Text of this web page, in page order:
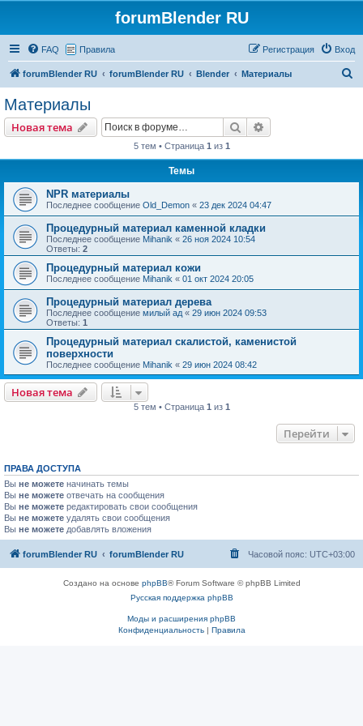
forumBlender RU
FAQ Правила Вход
Регистрация
forumBlender RU forumBlender RU Blender Материалы
Материалы
Новая тема Поиск
5 тем • Страница 1 из 1
Темы
NPR материалы
Последнее сообщение Old_Demon « 23 дек 2024 04:47
Процедурный материал каменной кладки
Последнее сообщение Mihanik « 26 ноя 2024 10:54
Ответы: 2
Процедурный материал кожи
Последнее сообщение Mihanik « 01 окт 2024 20:05
Процедурный материал дерева
Последнее сообщение милый ад « 29 июн 2024 09:53
Ответы: 1
Процедурный материал скалистой, каменистой
поверхности
Последнее сообщение Mihanik « 29 июн 2024 08:42
Новая тема
5 тем • Страница 1 из 1
Перейти
ПРАВА ДОСТУПА
Вы не можете начинать темы
Вы не можете отвечать на сообщения
Вы не можете редактировать свои сообщения
Вы не можете удалять свои сообщения
Вы не можете добавлять вложения
forumBlender RU forumBlender RU Часовой пояс: UTC+03:00
Создано на основе phpBB® Forum Software © phpBB Limited
Русская поддержка phpBB
Моды и расширения phpBB
Конфиденциальность| Правила